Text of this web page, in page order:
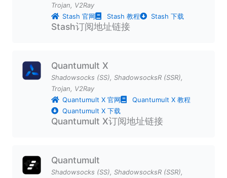
Trojan, V2Ray
Stash 官网
Stash 教程 Stash 下载
Stash订阅地址链接
Quantumult X
Shadowsocks (SS), ShadowsocksR (SSR),
Trojan, V2Ray
Quantumult X 官网
Quantumult X 教程
Quantumult X 下载
Quantumult X订阅地址链接
Quantumult
Shadowsocks (SS), ShadowsocksR (SSR),